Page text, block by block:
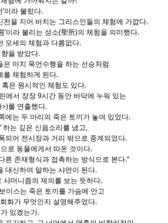
이라 불렀다.
전을 지어 바치는 그리스인들의 체험에 가깝다.
’이라 불리는 성소(聖所)의 체험을 의미했다.
모세의 체험과 다름없다.
을 받았다.
마치 묵언수행을 하는 선승처럼
를 체험하게 된다.
은 원시적인 체험도 있다.
에서 장장 9시간 동안 바닥에 누워 있는
를 연출했다.
에는 두 마리의 죽은 토끼가 놓여 있었다.
하는 깊은 신음소리를 냈고,
되어 전시장과 거리 밖으로 중계되었다.
로 동물에게서 따온 것이다.
른 존재형식과 접촉하는 방식으로 본다.”
대신하여 말하는 샤먼이 된다.
샤머니즘의 제의를 보는 듯하다.
이스는 죽은 토끼를 가슴에 안고
화가 무엇인지 설명해주었다.
가 있겠는가.